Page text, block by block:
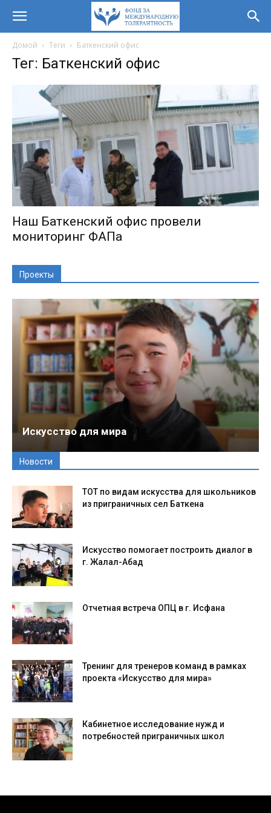
Домой Теги Баткенский офис
Тег: Баткенский офис
Наш Баткенский офис провели
мониторинг ФАПа
Проекты
Искусство для мира
Новости
ТОТ по видам искусства для школьников
из приграничных сел Баткена
Искусство помогает построить диалог в
г. Жалал-Абад
Отчетная встреча ОПЦ в г. Исфана
Тренинг для тренеров команд в рамках
проекта «Искусство для мира»
Кабинетное исследование нужд и
потребностей приграничных школ